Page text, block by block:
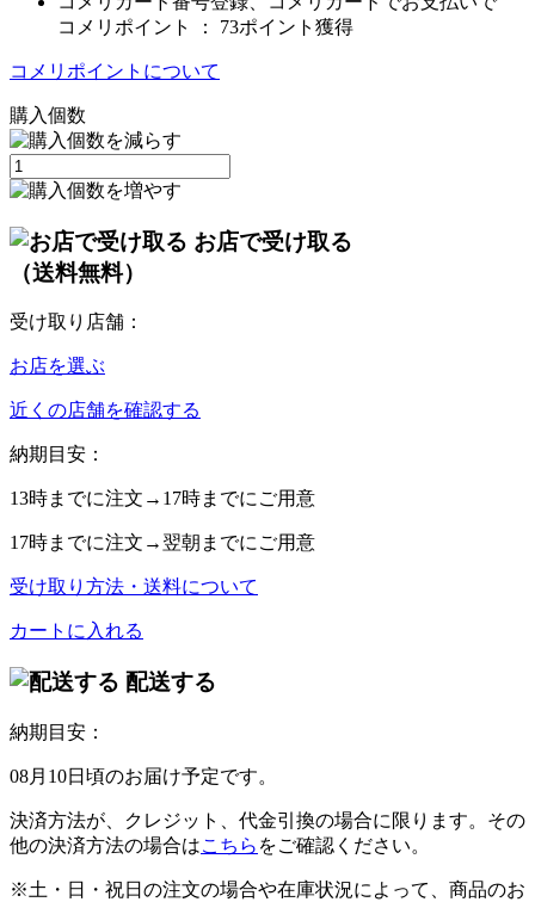
コメリポイント ： 73ポイント獲得
コメリポイントについて
購入個数
お店で受け取る
（送料無料）
受け取り店舗：
お店を選ぶ
近くの店舗を確認する
納期目安：
13時までに注文→ 17時までにご用意
17時までに注文→ 翌朝 までにご用意
受け取り方法・送料について
カートに入れる
配送する
納期目安：
08月10日頃のお届け予定です。
決済方法が、クレジット、代金引換の場合に限ります。その
他の決済方法の場合はこちら をご確認ください。
※土・日・祝日の注文の場合や在庫状況によって、商品のお